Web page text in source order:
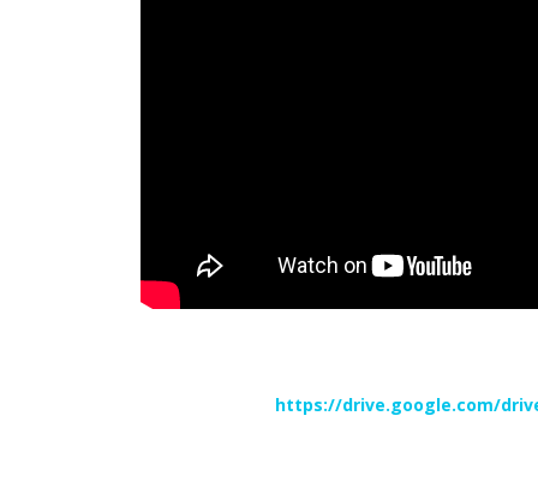
https://drive.google.com/